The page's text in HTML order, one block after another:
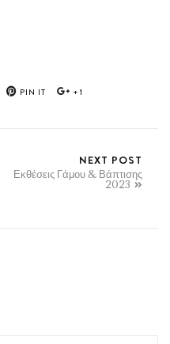
PIN IT +1
NEXT POST
Εκθέσεις Γάμου & Βάπτισης
2023